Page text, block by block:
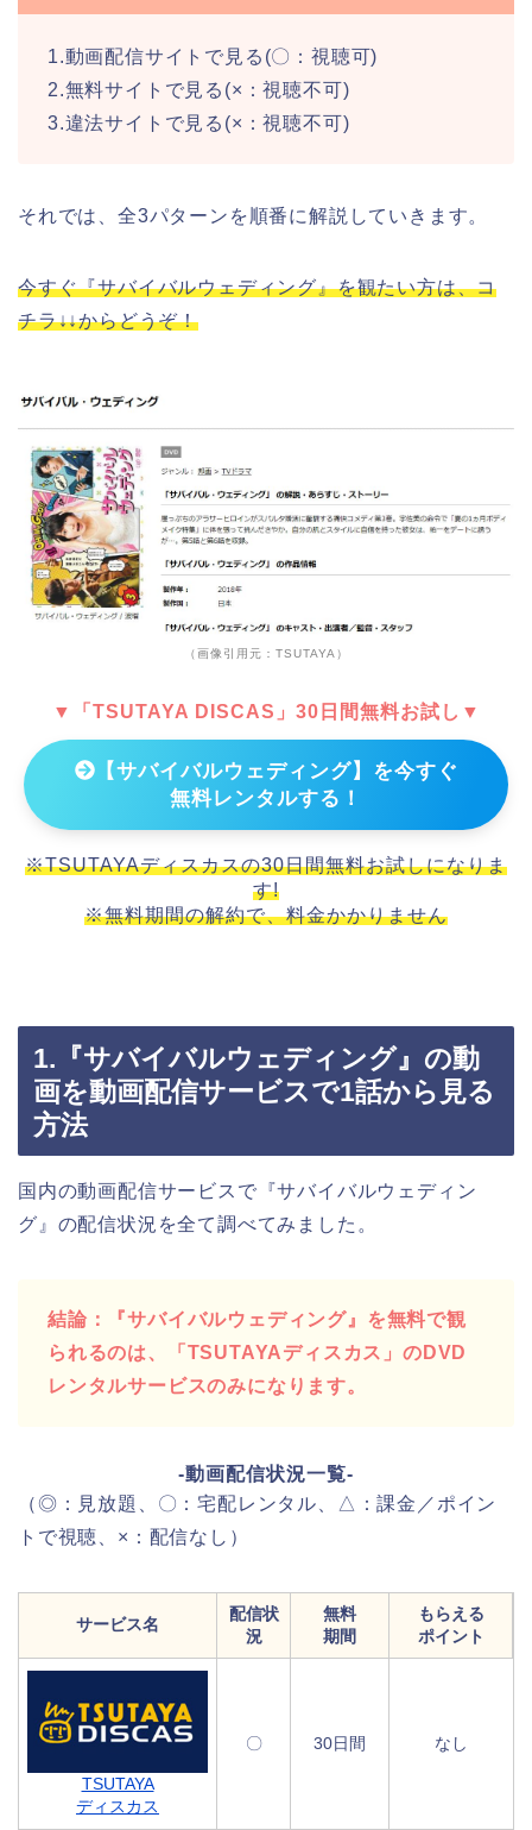
1.動画配信サイトで見る(〇：視聴可)
2.無料サイトで見る(×：視聴不可)
3.違法サイトで見る(×：視聴不可)
それでは、全3パターンを順番に解説していきます。
今すぐ『サバイバルウェディング』を観たい方は、コ
チラ↓↓からどうぞ！
（画像引用元：TSUTAYA）
▼「TSUTAYA DISCAS」30日間無料お試し▼
【サバイバルウェディング】を今すぐ
無料レンタルする！
※TSUTAYAディスカスの30日間無料お試しになりま
す!
※無料期間の解約で、料金かかりません
1.『サバイバルウェディング』の動
画を動画配信サービスで1話から見る
方法
国内の動画配信サービスで『サバイバルウェディン
グ』の配信状況を全て調べてみました。
結論：『サバイバルウェディング』を無料で観
られるのは、「TSUTAYAディスカス」のDVD
レンタルサービスのみになります。
-動画配信状況一覧-
（◎：見放題、〇：宅配レンタル、△：課金／ポイン
トで視聴、×：配信なし）
サービス名
配信状
況
無料
期間
もらえる
ポイント
TSUTAYA
ディスカス
〇 30日間 なし